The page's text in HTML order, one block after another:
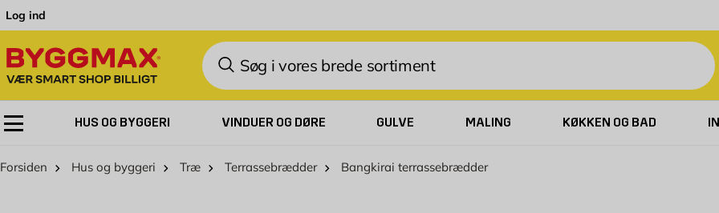
Log ind
Søg
HUS OG BYGGERI VINDUER OG DØRE GULVE MALING KØKKEN OG BAD
Forsiden Hus og byggeri Træ Terrassebrædder Bangkirai terrassebrædder